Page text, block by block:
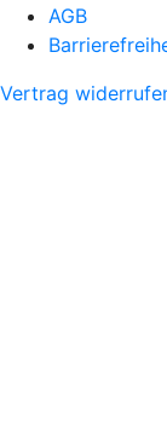
AGB
Vertrag